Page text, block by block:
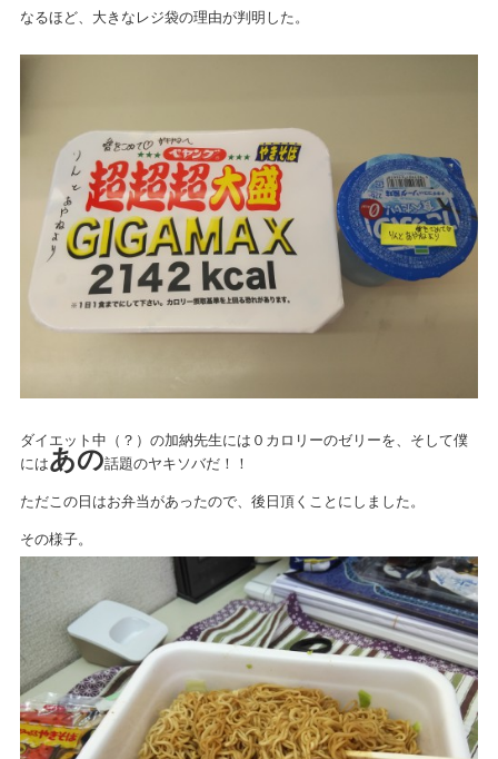
なるほど、大きなレジ袋の理由が判明した。
ダイエット中（？）の加納先生には０カロリーのゼリーを、そして僕
にはあの話題のヤキソバだ！！
ただこの日はお弁当があったので、後日頂くことにしました。
その様子。